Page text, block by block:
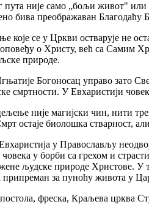
само „бољи живот" или
бива преображаван Благодаћу
се у Цркви остварује не
о Христу, већ са Самим
природе.
Богоносац управо зато
смртности. У Евхаристији
магијски чин, нити
остаје биолошка стварност,
у Православљу
човека у борби са грехом и
људске природе Христове. У
припреман за пуноћу живота у